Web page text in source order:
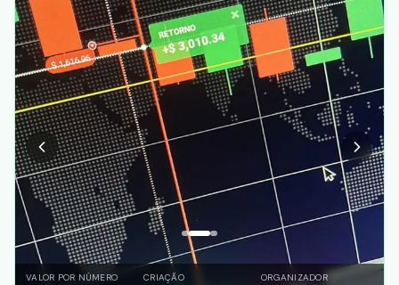
VALOR POR NÚMERO CRIAÇÃO ORGANIZADOR